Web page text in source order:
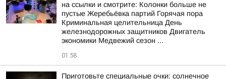
на ссылки и смотрите: Колонки больше не
пустые Жеребьёвка партий Горячая пора
Криминальная целительница День
железнодорожных защитников Двигатель
экономики Медвежий сезон ...
01:58
Приготовьте специальные очки: солнечное